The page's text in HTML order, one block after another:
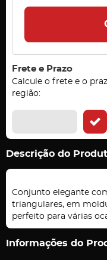
Frete e Prazo
Calcule o frete e o
região:
Descrição do
Conjunto elegante
triangulares, em
perfeito para várias
Informações do